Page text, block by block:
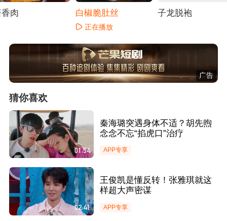
肉 白椒脆肚丝
正在播放
子龙脱袍
广告
猜你喜欢
01:54
秦海璐突遇身体不适？胡先煦
念念不忘“掐虎口”治疗
APP专享
02:41
王俊凯是懂反转！张雅琪就这
样超大声密谋
APP专享